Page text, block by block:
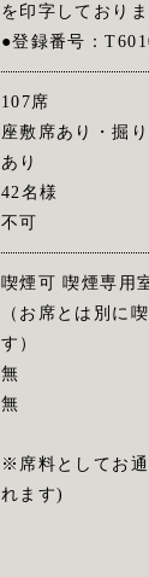
を印字しており
●登録番号：
107席
座敷席あり・掘
あり
42名様
不可
喫煙可 喫煙専用
（お席とは別に
す）
無
無
※席料としてお
れます)